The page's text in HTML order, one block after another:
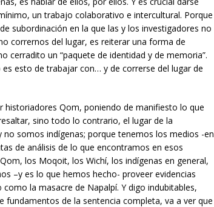
un trabajo colaborativo e intercultural. Porque
subordinación en la que las y los investigadores no
corrernos del lugar, es reiterar una forma de
cerradito un “paquete de identidad y de memoria”.
esto de trabajar con… y de correrse del lugar de
Qom, poniendo de manifiesto lo que
sino todo lo contrario, el lugar de la
somos indígenas; porque tenemos los medios -en
de análisis de lo que encontramos en esos
los Moqoit, los Wichí, los indígenas en general,
–y es lo que hemos hecho- proveer evidencias
la masacre de Napalpí. Y digo indubitables,
fundamentos de la sentencia completa, va a ver que